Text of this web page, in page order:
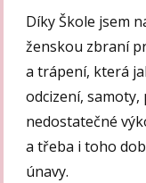
Díky Škole jsem
ženskou zbraní
a trápení, která
odcizení,
nedostatečné
a třeba i toho
únavy.